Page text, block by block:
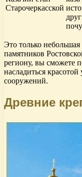
Старочеркасской
Это только
памятников
региону, вы сможете
насладиться
сооружений.
Древние